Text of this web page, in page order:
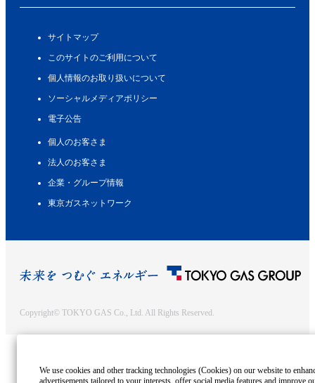
サイトマップ
このサイトのご利用について
個人情報のお取り扱いについて
ソーシャルメディアポリシー
電子公告
個人のお客さま
法人のお客さま
企業・グループ情報
東京ガスネットワーク
Copyright© TOKYO GAS Co., Ltd. All Rights Reserved.
We use cookies and other tracking technologies (Cookies) on our website to
advertisements tailored to your interests, offer social media features and improve